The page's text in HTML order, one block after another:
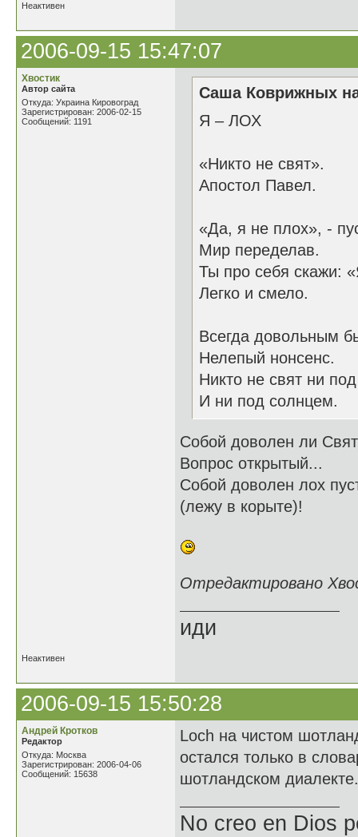
Неактивен
2006-09-15 15:47:07
Хвостик
Автор сайта
Откуда: Украина Кировоград
Зарегистрирован: 2006-02-15
Сообщений: 1191
Саша Коврижных
Я – ЛОХ
«Никто не свят».
Апостол Павел.
«Да, я не плох», -
Мир переделав.
Ты про себя скажи:
Легко и смело.
Всегда довольным
Нелепый нонсенс.
Никто не свят ни
И ни под солнцем.
Собой доволен ли
Вопрос открытый...
Собой доволен лох
(лежу в корыте)!
Отредактировано
иди
Неактивен
2006-09-15 15:50:28
Андрей Кротков
Редактор
Откуда: Москва
Зарегистрирован: 2006-04-06
Сообщений: 15638
Loch на чистом
остался только в
шотландском диалекте.
No creo en Dios